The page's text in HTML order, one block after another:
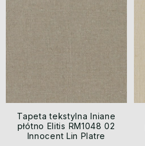
Tapeta tekstylna lniane
płótno Elitis RM1048 02
Innocent Lin Platre